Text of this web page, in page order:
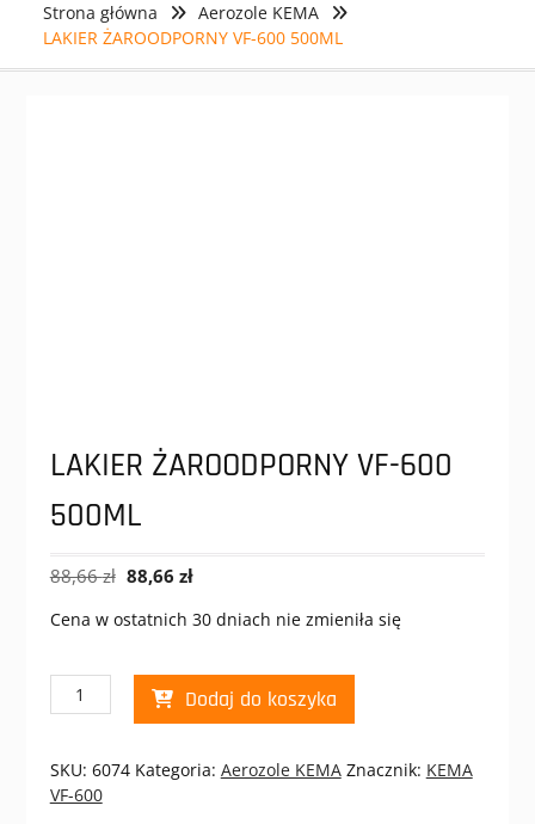
Strona główna
Aerozole KEMA
LAKIER ŻAROODPORNY VF-600 500ML
LAKIER ŻAROODPORNY VF-600
500ML
88,66zł Pierwotna
wynosiła:
88,66 zł
wynosi:
Cena w ostatnich 30 dniach nie zmieniła się
ilość
LAKIER
VF-
600
500ML
Dodaj do koszyka
SKU: 6074 Kategoria: Aerozole KEMA Znacznik: KEMA
VF-600